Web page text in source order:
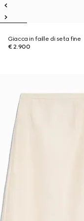
Giacca in faille di seta fine
€ 2.900